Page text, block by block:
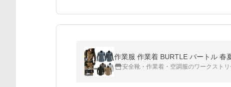
作業服 作業着 BURTLE バートル 春
安全靴・作業着・空調服のワークスト